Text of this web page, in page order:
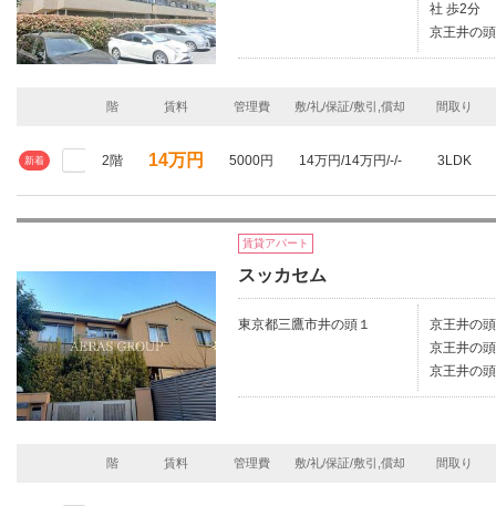
社 歩2分
京王井の
階 賃料 管理費 敷/礼/保証/敷引,償却 間取り
新着 2階 14万円 5000円 14万円/14万円/-/- 3LDK
賃貸アパート
スッカセム
東京都三鷹市井の頭１
京王井の
京王井の
京王井の
階 賃料 管理費 敷/礼/保証/敷引,償却 間取り